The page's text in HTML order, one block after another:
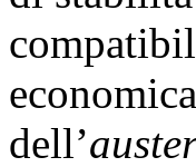
dell’